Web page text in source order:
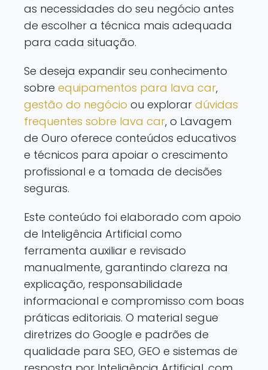
as necessidades do seu negócio antes
de escolher a técnica mais adequada
para cada situação.
Se deseja expandir seu conhecimento
sobre equipamentos para lava car,
gestão do negócio ou explorar dúvidas
frequentes sobre lava car, o Lavagem
de Ouro oferece conteúdos educativos
e técnicos para apoiar o crescimento
profissional e a tomada de decisões
seguras.
Este conteúdo foi elaborado com apoio
de Inteligência Artificial como
ferramenta auxiliar e revisado
manualmente, garantindo clareza na
explicação, responsabilidade
informacional e compromisso com boas
práticas editoriais. O material segue
diretrizes do Google e padrões de
qualidade para SEO, GEO e sistemas de